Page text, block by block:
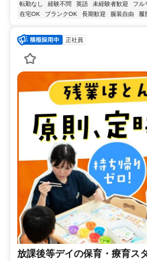
転勤なし
経験不問 英語 未経験者歓迎 フル
在宅OK
ブランクOK 長期歓迎 服装自由 履
正社員
放課後等デイの保育・療育ス